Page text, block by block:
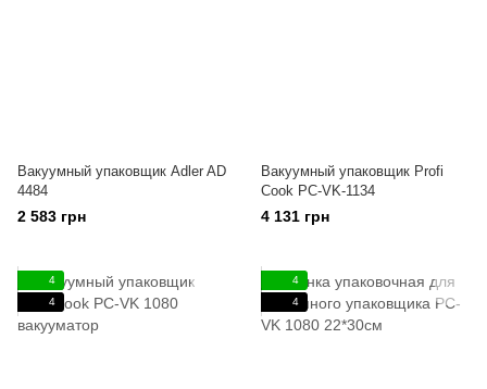
Вакуумный упаковщик Adler AD
4484
2 583 грн
Вакуумный упаковщик Profi
Cook PC-VK-1134
4 131 грн
4
4
4
4